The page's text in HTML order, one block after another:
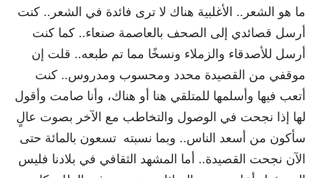
ما هو الشعر.. الأغلبية هناك لا ترى فائدة في الشعر.. كنت
أرسل قصائدي إلى الصحف بالعاصمة صنعاء.. كما كنت
أرسل للأصدقاء والزملاء ونسخًا مما تم طبعه.. قلت إن
موقفي من القصيدة محدد ومحسوب ومدروس.. كنت
أتعب فيها وأسلمها للمتلقي هنا أو هناك، وأنا صامت وأقول
لها إذا نجحت في الوصول والتخاطب مع الآخر بصوت عالٍ
سأكون من أسعد الناس.. وبما نسبته تسعون بالمائة حتى
الآن نجحت القصيدة.. أما المشهد الثقافي في بلادنا فليس